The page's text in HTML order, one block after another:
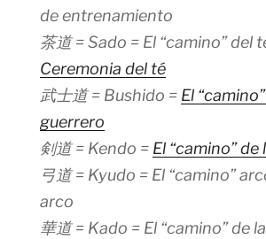
de entrenamiento
茶道 = Sado = El “camino” del
Ceremonia del té
武士道 = Bushido = El
guerrero
剣道 = Kendo = El “camino” de
弓道 = Kyudo = El “camino”
arco
華道 = Kado = El “camino” de